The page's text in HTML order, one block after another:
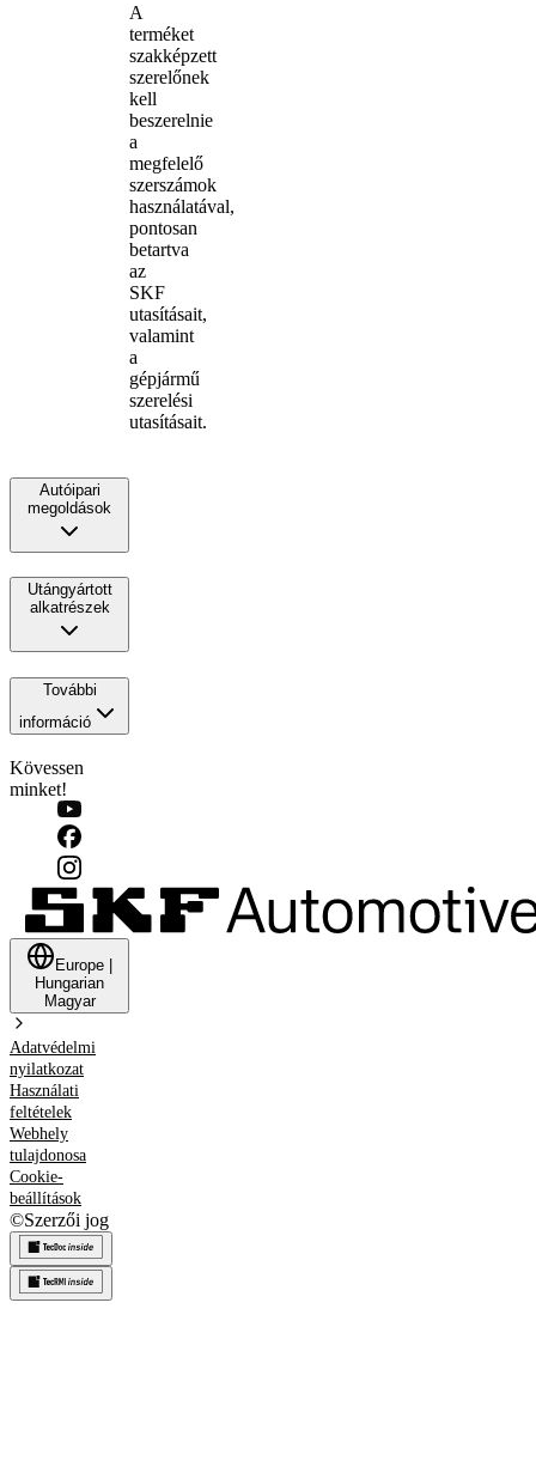
A
terméket
szakképzett
szerelőnek
kell
beszerelnie
a
megfelelő
szerszámok
használatával,
pontosan
betartva
az
SKF
utasításait,
valamint
a
gépjármű
szerelési
utasításait.
Autóipari
megoldások
Utángyártott
alkatrészek
További
információ
Kövessen
minket!
Europe
Hungarian
Magyar
Adatvédelmi
nyilatkozat
Használati
feltételek
Webhely
tulajdonosa
Cookie-
beállítások
©Szerzői jog